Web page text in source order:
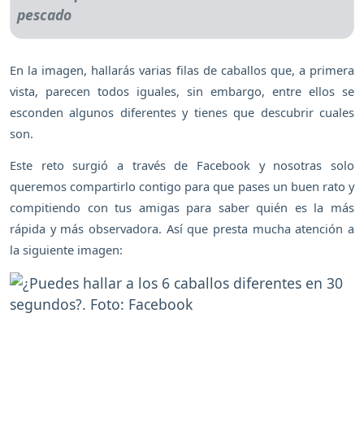
En la imagen, hallarás varias filas de caballos que, a primera
vista, parecen todos iguales, sin embargo, entre ellos se
esconden algunos diferentes y tienes que descubrir cuales
son.
Este reto surgió a través de Facebook y nosotras solo
queremos compartirlo contigo para que pases un buen rato y
compitiendo con tus amigas para saber quién es la más
rápida y más observadora. Así que presta mucha atención a
la siguiente imagen: